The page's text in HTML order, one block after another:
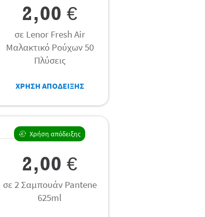
2,00 €
σε Lenor Fresh Air
Μαλακτικό Ρούχων 50
Πλύσεις
ΧΡΗΣΗ ΑΠΟΔΕΙΞΗΣ
Χρήση απόδειξης
2,00 €
σε 2 Σαμπουάν Pantene
625ml